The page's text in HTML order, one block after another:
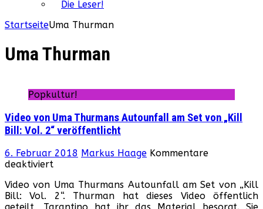
Die Leser!
StartseiteUma Thurman
Uma Thurman
Popkultur!
Video von Uma Thurmans Autounfall am Set von „Kill
Bill: Vol. 2“ veröffentlicht
6. Februar 2018 Markus Haage Kommentare
deaktiviertfür
von
Uma
Video von Uma Thurmans Autounfall am Set von „Kill
Bill: Vol. 2“. Thurman hat dieses Video öffentlich